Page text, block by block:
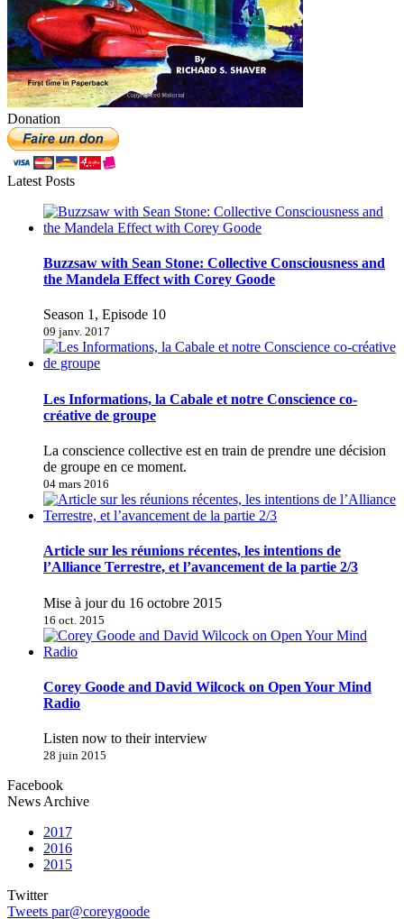
Donation
Latest Posts
Buzzsaw with Sean Stone: Collective Consciousness and
the Mandela Effect with Corey Goode
Season 1, Episode 10
09 janv. 2017
Les Informations, la Cabale et notre Conscience co-
créative de groupe
La conscience collective est en train de prendre une décision
de groupe en ce moment.
04 mars 2016
Article sur les réunions récentes, les intentions de
l’Alliance Terrestre, et l’avancement de la partie 2/3
Mise à jour du 16 octobre 2015
16 oct. 2015
Corey Goode and David Wilcock on Open Your Mind
Radio
Listen now to their interview
28 juin 2015
Facebook
News Archive
2017
2016
2015
Twitter
Tweets par@coreygoode